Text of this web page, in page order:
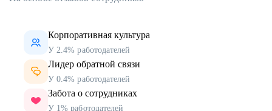
Корпоративная культура
У 2.4% работодателей
Лидер обратной связи
У 0.4% работодателей
Забота о сотрудниках
У 1% работодателей